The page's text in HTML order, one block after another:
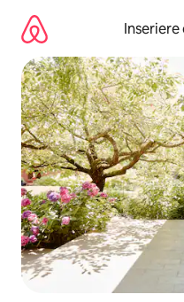
Inhalten
springen